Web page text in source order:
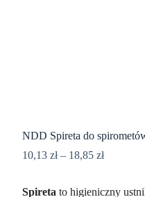
NDD Spireta do
10,13 zł – 18,85 zł
Spireta to higieniczny